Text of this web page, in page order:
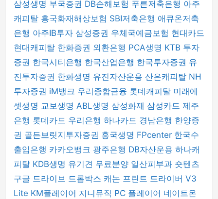
삼성생명 부국증권 DB손해보험 푸른저축은행 아주
캐피탈 흥국화재해상보험 SBI저축은행 애큐온저축
은행 아주IB투자 삼성증권 우체국예금보험 현대카드
현대캐피탈 한화증권 외환은행 PCA생명 KTB 투자
증권 한국시티은행 한국산업은행 한국투자증권 유
진투자증권 한화생명 유진자산운용 산은캐피탈 NH
투자증권 iM뱅크 우리종합금융 롯데캐피탈 미래에
셋생명 교보생명 ABL생명 삼성화재 삼성카드 제주
은행 롯데카드 우리은행 하나카드 경남은행 한양증
권 골든브릿지투자증권 흥국생명 FPcenter 한국수
출입은행 카카오뱅크 광주은행 DB자산운용 하나캐
피탈 KDB생명 유기견 무료분양 일산피부과 숏텐츠
구글 드라이브 드롭박스 캐논 프린트 드라이버 V3
Lite KM플레이어 지니뮤직 PC 플레이어 네이트온